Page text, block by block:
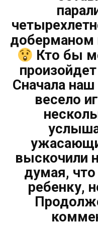
доберманом
Кто бы
Сначала
весело
выскочили
думая,
ребенку,